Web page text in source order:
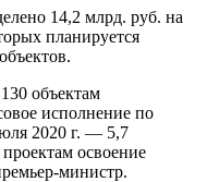
14,2 млрд. руб. на
планируется
объектам
исполнение по
2020 г. — 5,7
освоение
министр.